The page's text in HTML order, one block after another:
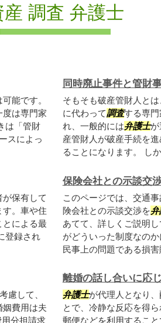
産 調査 弁護士
能です。
は専門家
は「管財
スによっ
同時廃止事件と管財
そもそも破産管財人と
に代わって調査する専
れ、一般的には弁護士が
産管財人が破産手続を
ることになります。 し
保有して
。車や住
とによる最
登録され
保険会社との示談交
このページでは、交通
険会社との示談交渉を
あてて、詳しくご説明
がどういった制度なの
民事上の問題である損
慮して、
費用は夫
分担請求
離婚の話し合いに応
弁護士が代理人となり
とで、冷静な反応を得
郵便などを利用するこ